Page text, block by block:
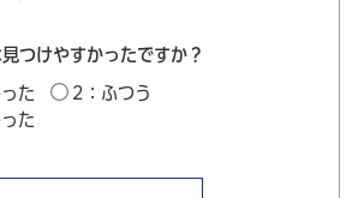
つけやすかったですか？
た
2：ふつう
た